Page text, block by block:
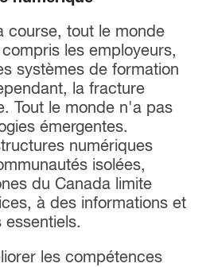
course, tout le monde
les employeurs,
systèmes de formation
la fracture
Tout le monde n'a pas
émergentes.
numériques
isolées,
du Canada limite
à des informations et
les compétences